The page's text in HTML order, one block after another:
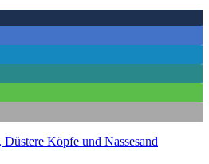
Düstere Köpfe und Nassesand